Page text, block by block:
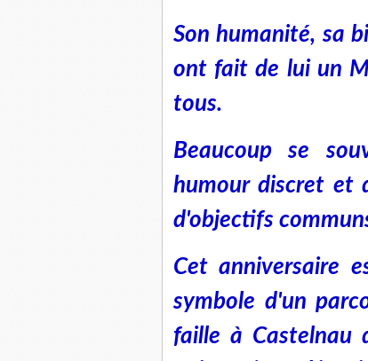
Son humanité, sa
ont fait de lui un
tous.
Beaucoup se
humour discret et
d'objectifs
Cet anniversaire
symbole d'un
faille à Castelnau